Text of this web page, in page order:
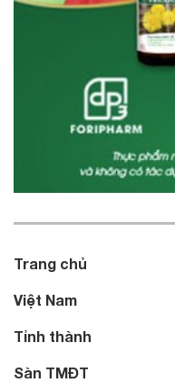
Trang chủ
Việt Nam
Tỉnh thành
Sàn TMĐT